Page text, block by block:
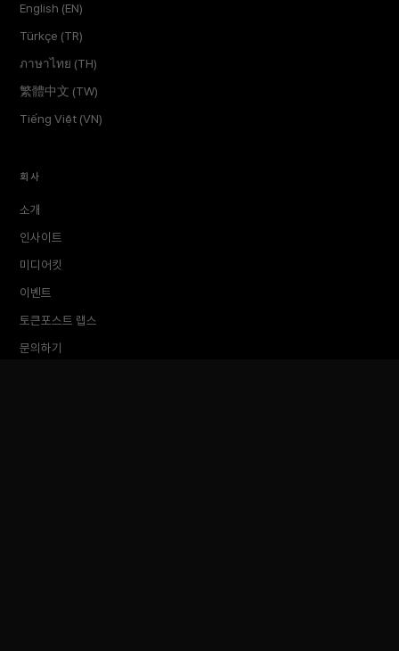
English (EN)
Türkçe (TR)
ภาษาไทย (TH)
繁體中文 (TW)
Tiếng Việt (VN)
회사
소개
인사이트
미디어킷
이벤트
토큰포스트 랩스
문의하기